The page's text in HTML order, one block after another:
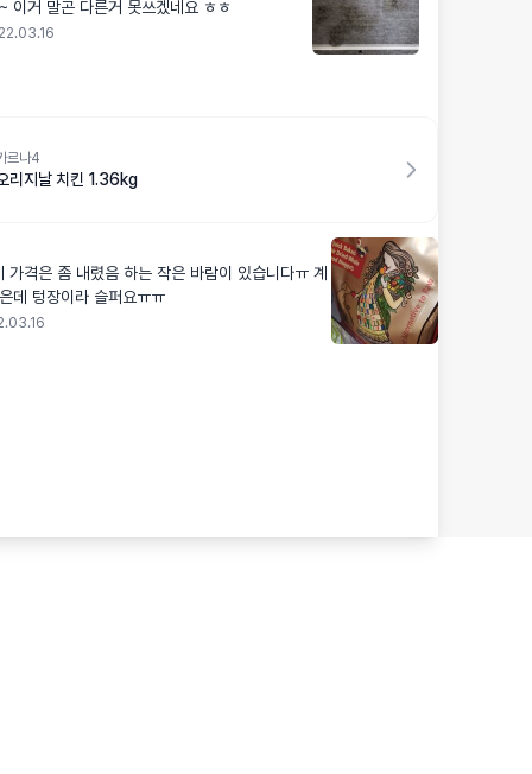
이거 말곤 다른거 못쓰겠네요 ㅎㅎ
르나4
리지날 치킨 1.36kg
가격은 좀 내렸음 하는 작은 바람이 있습니다ㅠ 계
데 텅장이라 슬퍼요ㅠㅠ